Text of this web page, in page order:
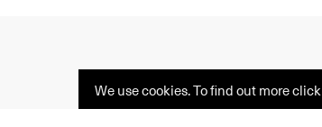
We use cookies. To find out more click
creativity, and diversity